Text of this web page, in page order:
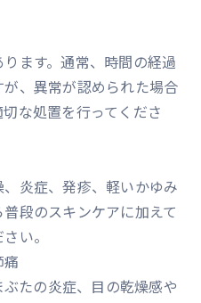
ます。通常、時間の経過
、異常が認められた場合
な処置を行ってくださ
炎症、発疹、軽いかゆみ
段のスキンケアに加えて
い。
痛
たの炎症、目の乾燥感や